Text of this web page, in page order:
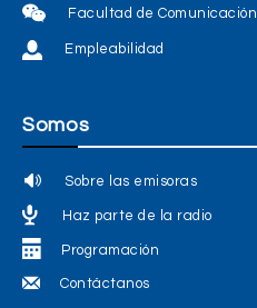
Facultad de Comunicación
Empleabilidad
Somos
Sobre las emisoras
Haz parte de la radio
Programación
Contáctanos